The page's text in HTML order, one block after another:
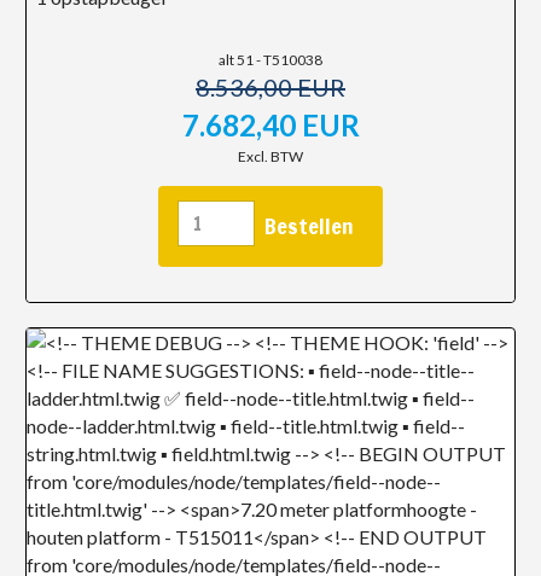
alt 51 - T510038
8.536,00 EUR
7.682,40 EUR
Excl. BTW